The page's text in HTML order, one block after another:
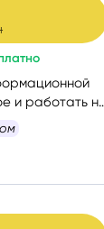
и работать
найти
Работаю с